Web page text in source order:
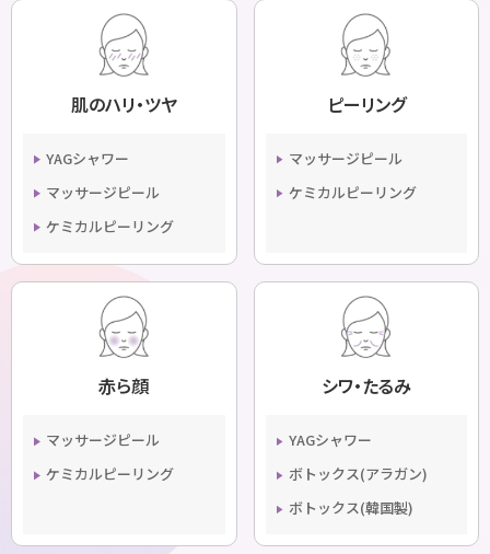
肌のハリ・ツヤ
YAGシャワー
マッサージピール
ケミカルピーリング
ピーリング
マッサージピール
ケミカルピーリング
赤ら顔
マッサージピール
ケミカルピーリング
シワ・たるみ
YAGシャワー
ボトックス(アラガン)
ボトックス(韓国製)